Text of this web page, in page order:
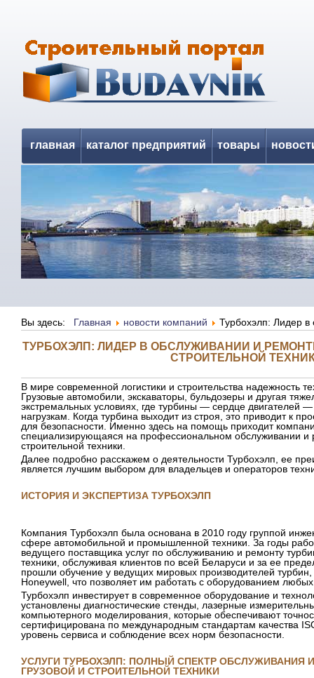
главная каталог предприятий товары
Вы здесь: Главная новости компаний Турбохэлп: Лидер в
ТУРБОХЭЛП: ЛИДЕР В ОБСЛУЖИВАНИИ И
СТРОИТЕЛЬНОЙ
В мире современной логистики и строительства надежность
Грузовые автомобили, экскаваторы, бульдозеры и другая
экстремальных условиях, где турбины — сердце двигателей
нагрузкам. Когда турбина выходит из строя, это приводит к
для безопасности. Именно здесь на помощь приходит
специализирующаяся на профессиональном обслуживании и
строительной техники.
Далее подробно расскажем о деятельности Турбохэлп, ее
является лучшим выбором для владельцев и операторов
ИСТОРИЯ И ЭКСПЕРТИЗА ТУРБОХЭЛП
Компания Турбохэлп была основана в 2010 году группой
сфере автомобильной и промышленной техники. За годы
ведущего поставщика услуг по обслуживанию и ремонту
техники, обслуживая клиентов по всей Беларуси и за ее
прошли обучение у ведущих мировых производителей турбин,
Honeywell, что позволяет им работать с оборудованием
Турбохэлп инвестирует в современное оборудование и
установлены диагностические стенды, лазерные
компьютерного моделирования, которые обеспечивают
сертифицирована по международным стандартам качества
уровень сервиса и соблюдение всех норм безопасности.
УСЛУГИ ТУРБОХЭЛП: ПОЛНЫЙ СПЕКТР ОБСЛУЖИВАНИЯ
ГРУЗОВОЙ И СТРОИТЕЛЬНОЙ ТЕХНИКИ